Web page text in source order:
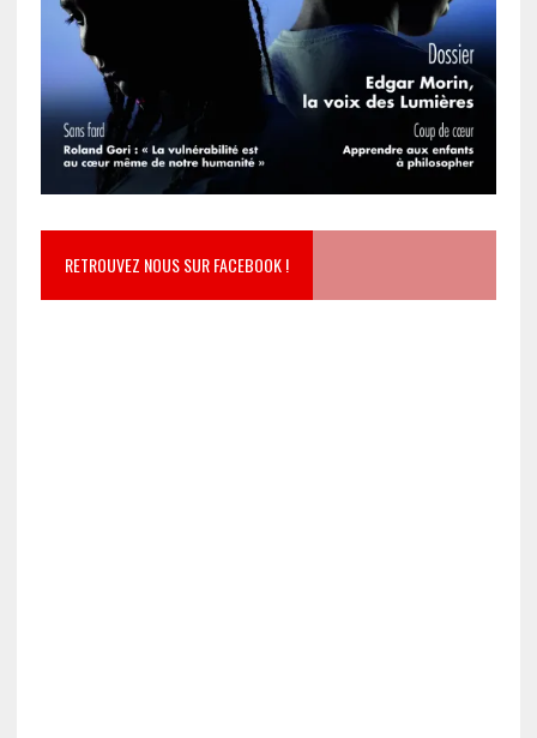
RETROUVEZ NOUS SUR FACEBOOK !